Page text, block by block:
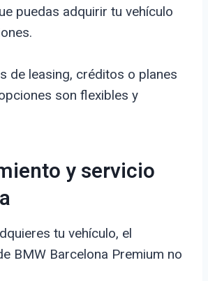
puedas adquirir tu vehículo
de leasing, créditos o planes
son flexibles y
y servicio
tu vehículo, el
BMW Barcelona Premium no